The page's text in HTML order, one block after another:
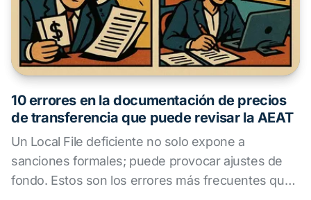
10 errores en la documentación de precios
de transferencia que puede revisar la AEAT
Un Local File deficiente no solo expone a
sanciones formales; puede provocar ajustes de
fondo. Estos son los errores más frecuentes que